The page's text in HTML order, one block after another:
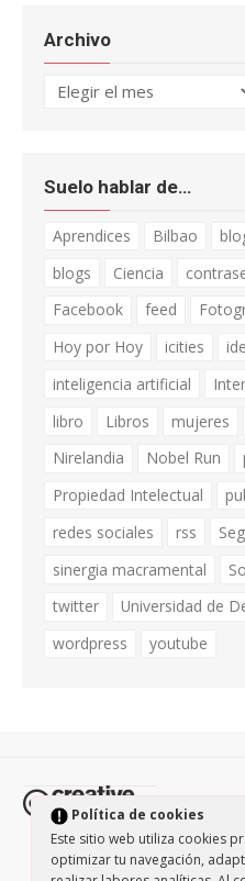
Política de cookies
Este sitio web utiliza cookies
optimizar tu navegación,
Archivo
Archivo
Suelo hablar de…
Aprendices Bilbao
blogs
Ciencia
Facebook
feed
Hoy por Hoy
icities
inteligencia artificial
libro
Libros mujeres
Nirelandia
Nobel Run
Propiedad Intelectual
redes sociales
rss
sinergia macramental
twitter
Universidad de
wordpress
youtube
Todos los
protegidos por la licencia
NonCommercial-ShareAlike